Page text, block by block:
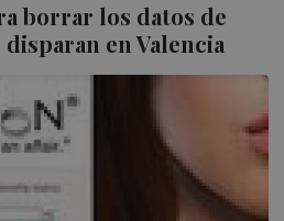
borrar los datos de
en Valencia